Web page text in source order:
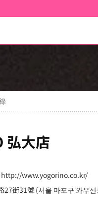
弘大店
http://www.yogorino.co.kr/
27街31號 (서울 마포구 와우